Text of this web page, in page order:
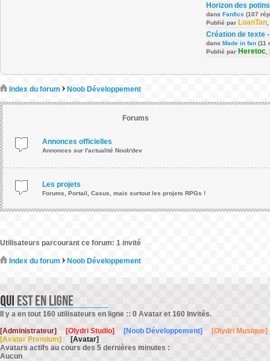
Horizon des potins
dans Fanfics (107
Publié par LoanTan
Création de texte
dans Made in fan (11
Publié par Heretoc
Index du forum Noob Développement
Forums
Annonces officielles
Annonces sur l'actualité Noob'dev
Les projets
Forums, Portail, Casus, mais surtout les projets RPGs !
Utilisateurs parcourant ce forum: 1 invité
Index du forum Noob Développement
Il y a en tout 160 utilisateurs en ligne :: 0 Avatar et 160 Invités.
[Administrateur]
[Olydri Studio] [Noob Développement]
[Olydri Musique]
[Avatar Premium]
[Avatar]
Avatars actifs au cours des 5 dernières minutes :
Aucun